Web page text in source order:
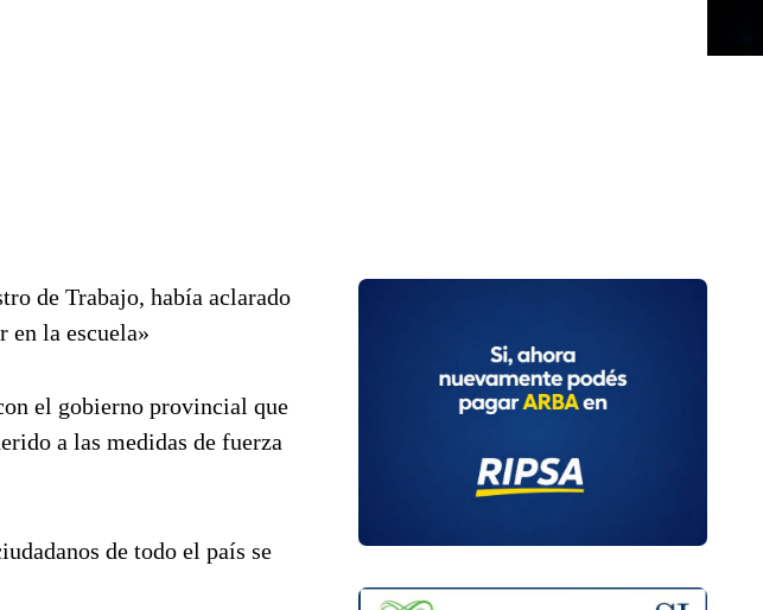
de Trabajo, había aclarado
en la escuela»
el gobierno provincial que
a las medidas de fuerza
de todo el país se